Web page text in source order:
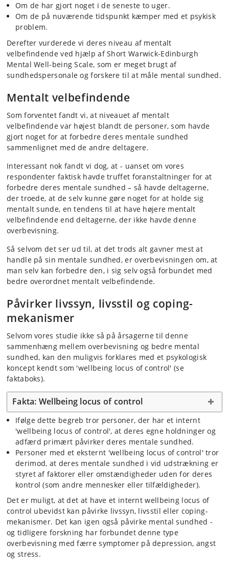
Om de har gjort noget i de seneste to uger.
Om de på nuværende tidspunkt kæmper med et psykisk
problem.
Derefter vurderede vi deres niveau af mentalt
velbefindende ved hjælp af Short Warwick-Edinburgh
Mental Well-being Scale, som er meget brugt af
sundhedspersonale og forskere til at måle mental sundhed.
Mentalt velbefindende
Som forventet fandt vi, at niveauet af mentalt
velbefindende var højest blandt de personer, som havde
gjort noget for at forbedre deres mentale sundhed
sammenlignet med de andre deltagere.
Interessant nok fandt vi dog, at - uanset om vores
respondenter faktisk havde truffet foranstaltninger for at
forbedre deres mentale sundhed – så havde deltagerne,
der troede, at de selv kunne gøre noget for at holde sig
mentalt sunde, en tendens til at have højere mentalt
velbefindende end deltagerne, der ikke havde denne
overbevisning.
Så selvom det ser ud til, at det trods alt gavner mest at
handle på sin mentale sundhed, er overbevisningen om, at
man selv kan forbedre den, i sig selv også forbundet med
bedre overordnet mentalt velbefindende.
Påvirker livssyn, livsstil og coping-
mekanismer
Selvom vores studie ikke så på årsagerne til denne
sammenhæng mellem overbevisning og bedre mental
sundhed, kan den muligvis forklares med et psykologisk
koncept kendt som 'wellbeing locus of control' (se
faktaboks).
Fakta: Wellbeing locus of control
Ifølge dette begreb tror personer, der har et internt
'wellbeing locus of control', at deres egne holdninger og
adfærd primært påvirker deres mentale sundhed.
Personer med et eksternt 'wellbeing locus of control' tror
derimod, at deres mentale sundhed i vid udstrækning er
styret af faktorer eller omstændigheder uden for deres
kontrol (som andre mennesker eller tilfældigheder).
Det er muligt, at det at have et internt wellbeing locus of
control ubevidst kan påvirke livssyn, livsstil eller coping-
mekanismer. Det kan igen også påvirke mental sundhed -
og tidligere forskning har forbundet denne type
overbevisning med færre symptomer på depression, angst
og stress.